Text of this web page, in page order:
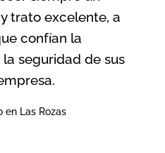
trato excelente, a
confían la
seguridad de sus